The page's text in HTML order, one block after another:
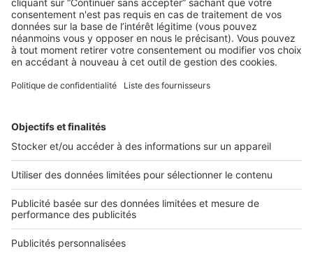
Le recrutement des talents dans le secteur de l’immobilier
est une tâche cruciale pour garantir le succès ...
2 rue des Italiens 75009 Paris
01 53 38 80 00